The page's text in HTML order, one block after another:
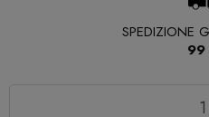
SPEDIZIONE
99